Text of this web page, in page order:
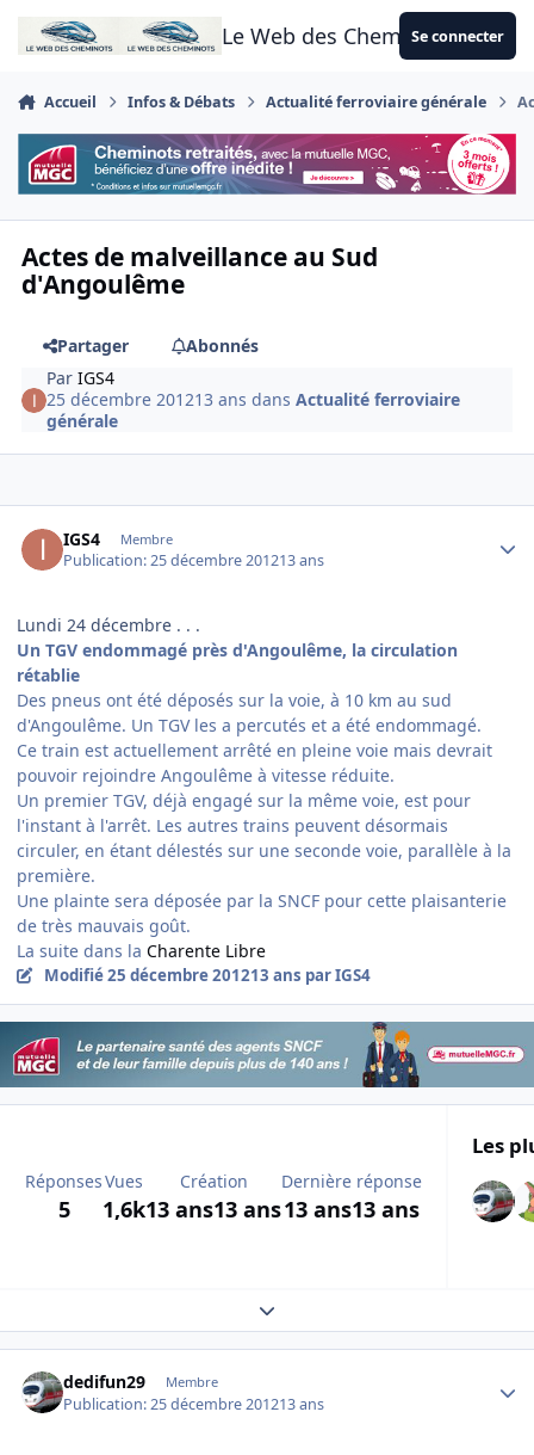
Aller au contenu
Le Web des CheminotsSe connecter
Accueil Infos & Débats Actualité ferroviaire générale
Actes de malveillance au Sud
d'Angoulême
Partager
Abonnés
ParIGS4
25 décembre 201213 ans dansActualité ferroviaire
générale
IGS4 Membre
Publication:25 décembre 201213 ans
Lundi 24 décembre . . .
Un TGV endommagé près d'Angoulême, la circulation
rétablie
Des pneus ont été déposés sur la voie, à 10 km au sud
d'Angoulême. Un TGV les a percutés et a été endommagé.
Ce train est actuellement arrêté en pleine voie mais devrait
pouvoir rejoindre Angoulême à vitesse réduite.
Un premier TGV, déjà engagé sur la même voie, est pour
l'instant à l'arrêt. Les autres trains peuvent désormais
circuler, en étant délestés sur une seconde voie, parallèle à la
première.
Une plainte sera déposée par la SNCF pour cette plaisanterie
de très mauvais goût.
La suite dans la Charente Libre
Modifié25 décembre 201213 ans par IGS4
Réponses
5
Vues
1,6k
Création
13 ans13 ans
Dernière réponse
13 ans13 ans
Les
Expand topic overview
dedifun29 Membre
Publication:25 décembre 201213 ans